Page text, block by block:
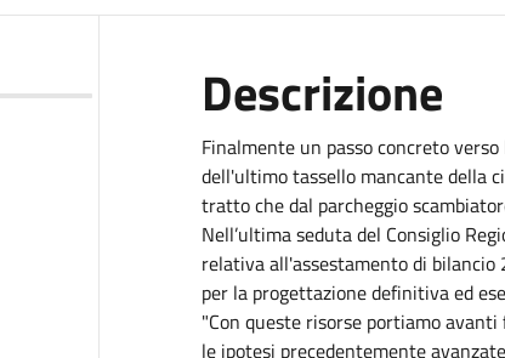
Descrizione
Finalmente un passo concreto
dell'ultimo tassello mancante della
tratto che dal parcheggio
Nell’ultima seduta del Consiglio
relativa all'assestamento di
per la progettazione definitiva ed
"Con queste risorse portiamo
le ipotesi precedentemente